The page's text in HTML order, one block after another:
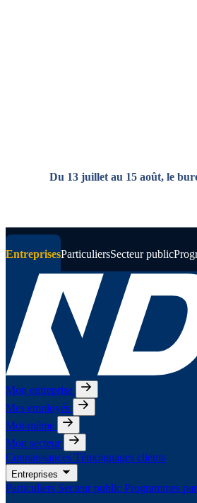
Du 13 juillet au 15 août, le
EntreprisesParticuliersSecteur public
Mon entreprise
Mes employés
Moi-même
Mon secteur
Connaissances Témoignages clients
Entreprises
Particuliers Secteur public Programmes